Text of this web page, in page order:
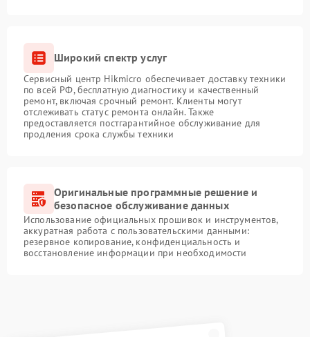
Широкий спектр услуг
Сервисный центр Hikmicro обеспечивает доставку техники
по всей РФ, бесплатную диагностику и качественный
ремонт, включая срочный ремонт. Клиенты могут
отслеживать статус ремонта онлайн. Также
предоставляется постгарантийное обслуживание для
продления срока службы техники
Оригинальные программные решение и
безопасное обслуживание данных
Использование официальных прошивок и инструментов,
аккуратная работа с пользовательскими данными:
резервное копирование, конфиденциальность и
восстановление информации при необходимости